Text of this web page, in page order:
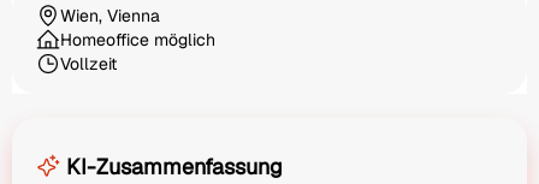
Ortschaft
Wien, Vienna
Homeoffice möglich
Beschäftigungsart
Vollzeit
KI-Zusammenfassung